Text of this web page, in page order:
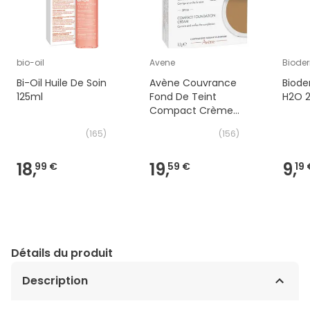
bio-oil
Bi-Oil Huile De Soin
125ml
(165)
18,99 €
Avene
Avène Couvrance
Fond De Teint
Compact Crème
(156)
19,59 €
H2O
9,19
Détails du produit
Description